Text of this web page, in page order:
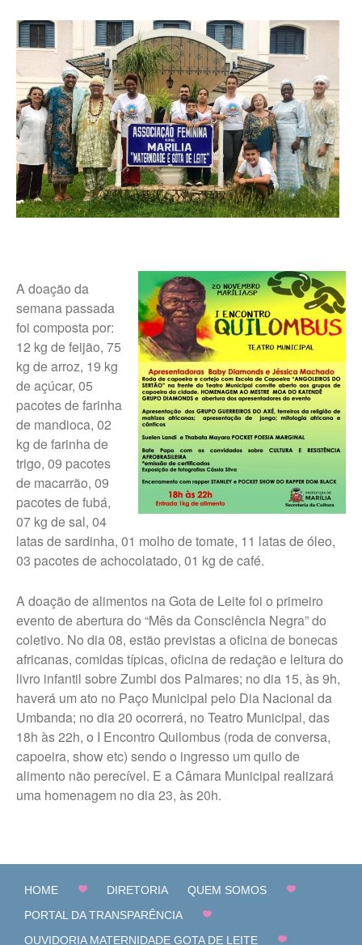
A doação da
semana passada
foi composta por:
12 kg de feijão, 75
kg de arroz, 19 kg
de açúcar, 05
pacotes de farinha
de mandioca, 02
kg de farinha de
trigo, 09 pacotes
de macarrão, 09
pacotes de fubá,
07 kg de sal, 04
latas de sardinha, 01 molho de tomate, 11 latas de óleo,
03 pacotes de achocolatado, 01 kg de café.
A doação de alimentos na Gota de Leite foi o primeiro
evento de abertura do “Mês da Consciência Negra” do
coletivo. No dia 08, estão previstas a oficina de bonecas
africanas, comidas típicas, oficina de redação e leitura do
livro infantil sobre Zumbi dos Palmares; no dia 15, às 9h,
haverá um ato no Paço Municipal pelo Dia Nacional da
Umbanda; no dia 20 ocorrerá, no Teatro Municipal, das
18h às 22h, o I Encontro Quilombus (roda de conversa,
capoeira, show etc) sendo o ingresso um quilo de
alimento não perecível. E a Câmara Municipal realizará
uma homenagem no dia 23, às 20h.
HOME DIRETORIA
QUEM SOMOS
PORTAL DA TRANSPARÊNCIA
OUVIDORIA MATERNIDADE GOTA DE LEITE